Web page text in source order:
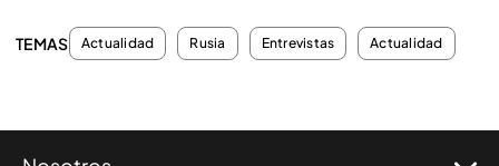
TEMAS Actualidad Rusia Entrevistas Actualidad